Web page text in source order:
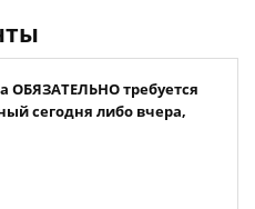
ОБЯЗАТЕЛЬНО требуется
сегодня либо вчера,